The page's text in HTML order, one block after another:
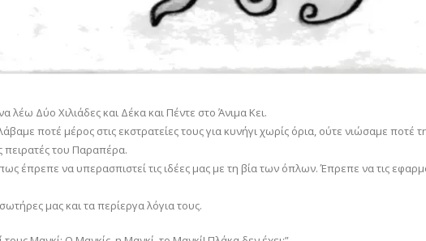
Δύο Χιλιάδες και Δέκα και Πέντε στο Άνιμα Κει.
ποτέ μέρος στις εκστρατείες τους για κυνήγι χωρίς όρια, ούτε νιώσαμε
πειρατές του Παραπέρα.
να υπερασπιστεί τις ιδέες μας με τη βία των όπλων. Έπρεπε να τις
μας και τα περίεργα λόγια τους.